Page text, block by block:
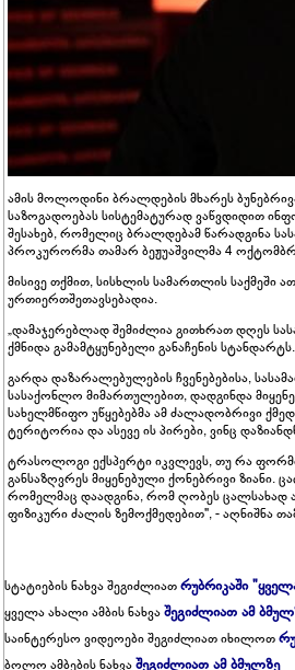
ამის მოლოდინი ბრალდების მხარეს
საზოგადოებას სისტემატურად ვაწვდიდით
შესახებ, რომელიც ბრალდებამ წარადგინა
პროკურორმა თამარ ბეჟუაშვილმა 4
მისივე თქმით, სისხლის სამართლის საქმეში
ურთიერთშეთავსებადია.
„დამაჯერებლად შემიძლია გითხრათ დღეს
ქმნიდა გამამტყუნებელი განაჩენის სტანდარტს.
გარდა დაზარალებულების ჩვენებებისა,
სასაქონლო მიმართულებით, დადგინდა
სახელმწიფო უწყებებმა ამ ძალადობრივი
ტერიტორია და ასევე ის პირები, ვინც
ტრასოლოგი ექსპერტი იკვლევს, თუ რა
განსაზღვრეს მიყენებული ქონებრივი
რომელმაც დაადგინა, რომ ღობეს ცალსახად
ფიზიკური ძალის ზემოქმედებით", - აღნიშნა
სტატიების ნახვა შეგიძლიათრუბრიკაში
ყველა ახალი ამბის ნახვაშეგიძლიათ ამ
საინტერესო ვიდეოები შეგიძლიათ იხილოთ
ბოლო ამბების ნახვაშეგიძლიათ ამ ბმულზე